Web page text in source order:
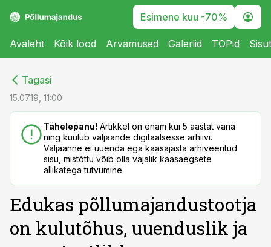
Esimene kuu -70%
Avaleht Kõik lood Arvamused Galeriid TOPid
Tagasi
15.07.19, 11:00
Tähelepanu! Artikkel on enam kui 5 aastat vana
ning kuulub väljaande digitaalsesse arhiivi.
Väljaanne ei uuenda ega kaasajasta arhiveeritud
sisu, mistõttu võib olla vajalik kaasaegsete
allikatega tutvumine
Edukas põllumajandustootja
on kulutõhus, uuenduslik ja